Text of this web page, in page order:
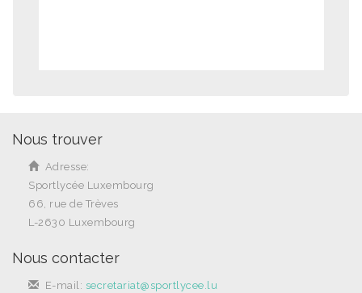
Nous trouver
Adresse:
Sportlycée Luxembourg
66, rue de Trèves
L-2630 Luxembourg
Nous contacter
E-mail: secretariat@sportlycee.lu